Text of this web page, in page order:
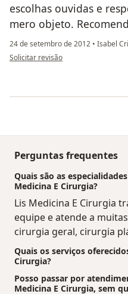
escolhas ouvidas e
mero objeto.
24 de setembro de 2012 • Isabel
na opinião do utilizador paciente
Solicitar revisão
Perguntas frequentes
Quais são as
Medicina E Cirurgia?
Lis Medicina E Cirurgia
equipe e atende a
cirurgia geral, cirurgia
Quais os serviços
Cirurgia?
Posso passar por
Medicina E Cirurgia, sem